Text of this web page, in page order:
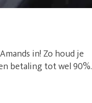
in! Zo houd je
betaling tot wel 90%.